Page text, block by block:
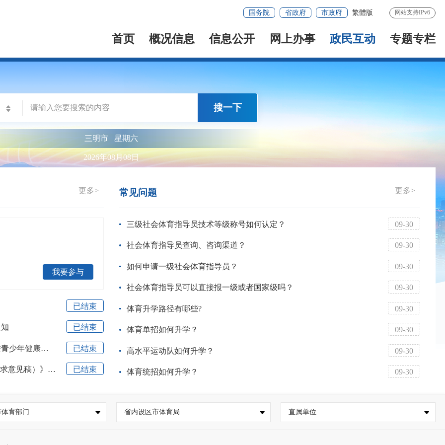
国务院 省政府 市政府 繁體版 网站支持IPv6
首页 概况信息 信息公开 网上办事 政民互动 专题专栏
三明市 星期六
2026年08月08日
搜一下
更多>
我要参与
已结束
已结束
稿）》意见的通知 已结束
》意见的通知 已结束
常见问题 更多>
三级社会体育指导员技术等级称号如何认定？ 09-30
社会体育指导员查询、咨询渠道？ 09-30
如何申请一级社会体育指导员？ 09-30
社会体育指导员可以直接报一级或者国家级吗？ 09-30
体育升学路径有哪些? 09-30
体育单招如何升学？ 09-30
高水平运动队如何升学？ 09-30
体育统招如何升学？ 09-30
育部门 省内设区市体育局 直属单位